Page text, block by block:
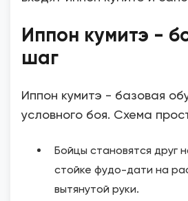
Иппон кумитэ -
шаг
Иппон кумитэ - базовая
условного боя. Схема
Бойцы становятся друг
стойке фудо-дати на
вытянутой руки.